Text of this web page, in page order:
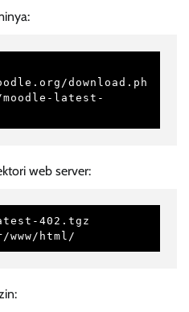
download.ph
latest-
web server:
402.tgz
www/html/